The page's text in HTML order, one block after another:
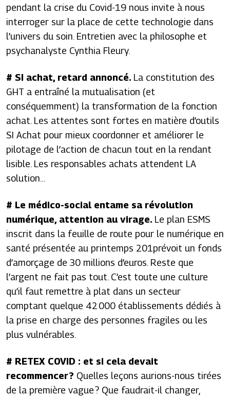
pendant la crise du Covid-19 nous invite à nous
interroger sur la place de cette technologie dans
l’univers du soin. Entretien avec la philosophe et
psychanalyste Cynthia Fleury.
# SI achat, retard annoncé. La constitution des
GHT a entraîné la mutualisation (et
conséquemment) la transformation de la fonction
achat. Les attentes sont fortes en matière d’outils
SI Achat pour mieux coordonner et améliorer le
pilotage de l’action de chacun tout en la rendant
lisible. Les responsables achats attendent LA
solution…
# Le médico-social entame sa révolution
numérique, attention au virage. Le plan ESMS
inscrit dans la feuille de route pour le numérique en
santé présentée au printemps 201prévoit un fonds
d’amorçage de 30 millions d’euros. Reste que
l’argent ne fait pas tout. C’est toute une culture
qu’il faut remettre à plat dans un secteur
comptant quelque 42 000 établissements dédiés à
la prise en charge des personnes fragiles ou les
plus vulnérables.
# RETEX COVID : et si cela devait
recommencer ? Quelles leçons aurions-nous tirées
de la première vague ? Que faudrait-il changer,